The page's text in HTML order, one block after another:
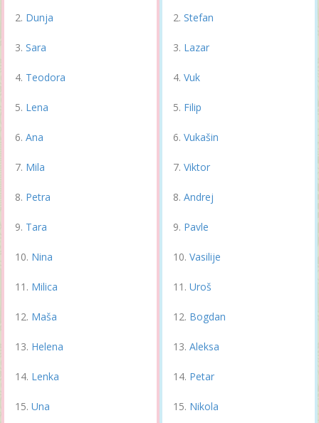
Dunja
Sara
Teodora
Lena
Ana
Mila
Petra
Tara
Nina
Milica
Maša
Helena
Lenka
Una
Stefan
Lazar
Vuk
Filip
Vukašin
Viktor
Andrej
Pavle
Vasilije
Uroš
Bogdan
Aleksa
Petar
Nikola